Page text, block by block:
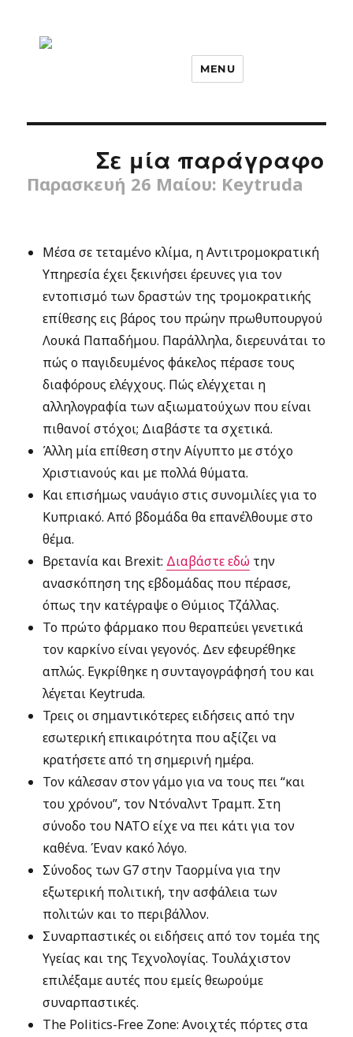
MENU
Σε μία παράγραφο
Παρασκευή 26 Μαίου: Keytruda
Μέσα σε τεταμένο κλίμα, η Αντιτρομοκρατική
Υπηρεσία έχει ξεκινήσει έρευνες για τον
εντοπισμό των δραστών της τρομοκρατικής
επίθεσης εις βάρος του πρώην πρωθυπουργού
Λουκά Παπαδήμου. Παράλληλα, διερευνάται το
πώς ο παγιδευμένος φάκελος πέρασε τους
διαφόρους ελέγχους. Πώς ελέγχεται η
αλληλογραφία των αξιωματούχων που είναι
πιθανοί στόχοι; Διαβάστε τα σχετικά.
Άλλη μία επίθεση στην Αίγυπτο με στόχο
Χριστιανούς και με πολλά θύματα.
Και επισήμως ναυάγιο στις συνομιλίες για το
Κυπριακό. Από βδομάδα θα επανέλθουμε στο
θέμα.
Βρετανία και Brexit: Διαβάστε εδώ την
ανασκόπηση της εβδομάδας που πέρασε,
όπως την κατέγραψε ο Θύμιος Τζάλλας.
Το πρώτο φάρμακο που θεραπεύει γενετικά
τον καρκίνο είναι γεγονός. Δεν εφευρέθηκε
απλώς. Εγκρίθηκε η συνταγογράφησή του και
λέγεται Keytruda.
Τρεις οι σημαντικότερες ειδήσεις από την
εσωτερική επικαιρότητα που αξίζει να
κρατήσετε από τη σημερινή ημέρα.
Τον κάλεσαν στον γάμο για να τους πει “και
του χρόνου”, τον Ντόναλντ Τραμπ. Στη
σύνοδο του ΝΑΤΟ είχε να πει κάτι για τον
καθένα. Έναν κακό λόγο.
Σύνοδος των G7 στην Ταορμίνα για την
εξωτερική πολιτική, την ασφάλεια των
πολιτών και το περιβάλλον.
Συναρπαστικές οι ειδήσεις από τον τομέα της
Υγείας και της Τεχνολογίας. Τουλάχιστον
επιλέξαμε αυτές που εμείς θεωρούμε
συναρπαστικές.
The Politics-Free Zone: Ανοιχτές πόρτες στα